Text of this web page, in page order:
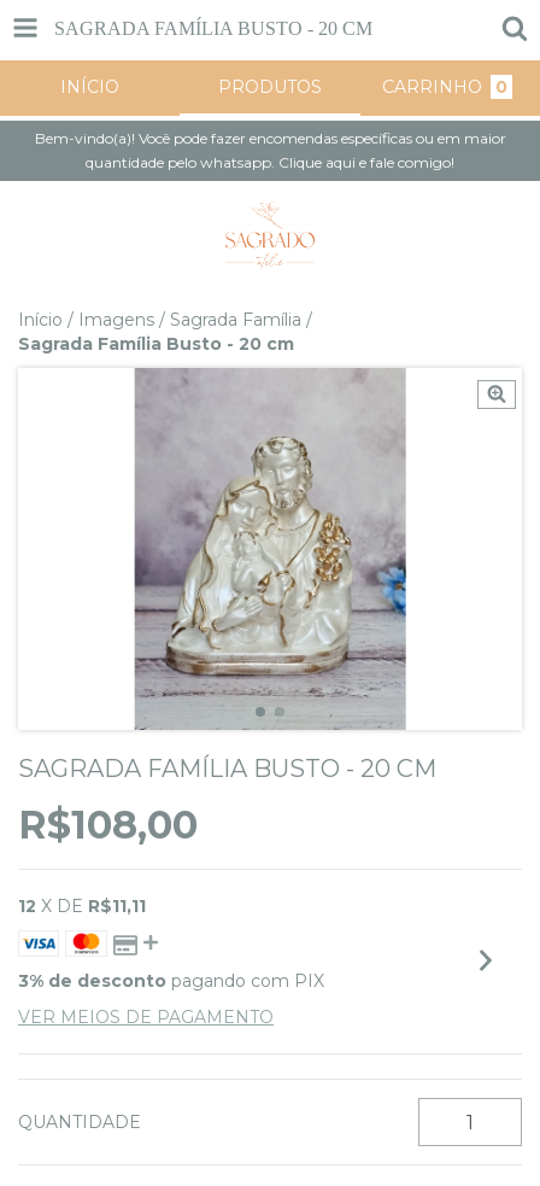
SAGRADA FAMÍLIA BUSTO - 20 CM
INÍCIO PRODUTOS CARRINHO 0
Bem-vindo(a)! Você pode fazer encomendas específicas ou em maior
quantidade pelo whatsapp. Clique aqui e fale comigo!
Início / Imagens / Sagrada Família /
Sagrada Família Busto - 20 cm
SAGRADA FAMÍLIA BUSTO - 20 CM
R$108,00
12 X DE R$11,11
3% de desconto pagando com PIX
VER MEIOS DE PAGAMENTO
QUANTIDADE